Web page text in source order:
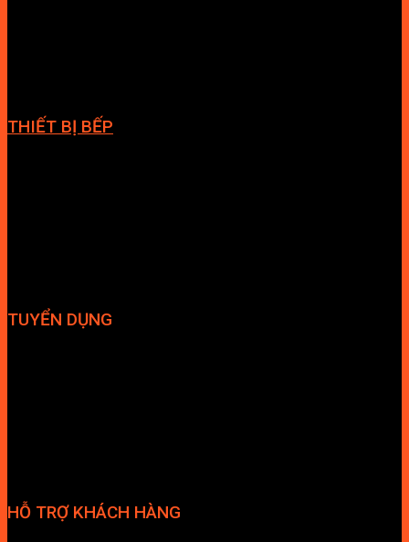
THIẾT BỊ BẾP
TUYỂN DỤNG
HỖ TRỢ KHÁCH HÀNG